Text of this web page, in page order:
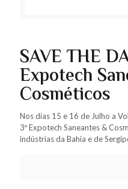
SAVE THE
Expotech
Cosméticos
Nos dias 15 e 16 de Julho a
3º Expotech Saneantes &
indústrias da Bahia e de